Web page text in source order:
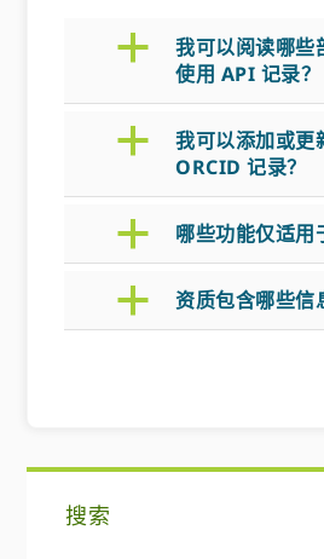
a
我可以阅读哪些
使用 API 记录？
a
我可以添加或更
ORCID 记录？
a 哪些功能仅适用
a 资质包含哪些信
搜索